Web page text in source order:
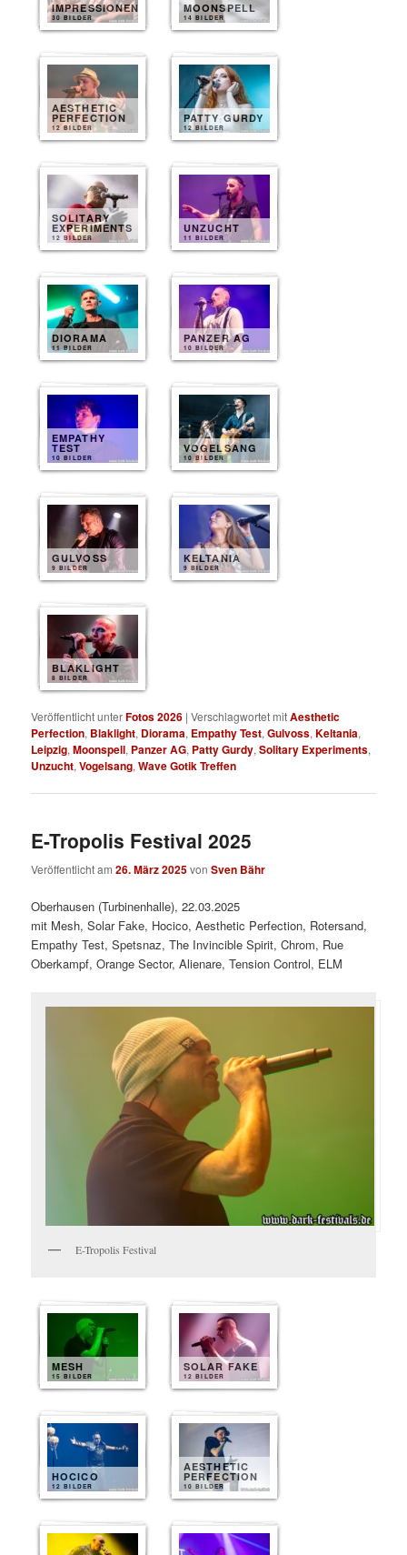
IMPRESSIONEN
30 BILDER
MOONSPELL
14 BILDER
AESTHETIC
PERFECTION
12 BILDER
PATTY GURDY
12 BILDER
SOLITARY
EXPERIMENTS
12 BILDER
UNZUCHT
11 BILDER
DIORAMA
11 BILDER
PANZER AG
10 BILDER
EMPATHY
TEST
10 BILDER
VOGELSANG
10 BILDER
GULVOSS
9 BILDER
KELTANIA
9 BILDER
BLAKLIGHT
8 BILDER
Veröffentlicht unterFotos 2026 |Verschlagwortet mitAesthetic
Perfection, Blaklight, Diorama, Empathy Test,Gulvoss,Keltania,
Leipzig,Moonspell, Panzer AG, Patty Gurdy,Solitary Experiments,
Unzucht,Vogelsang,Wave Gotik Treffen
E-Tropolis Festival 2025
Veröffentlicht am26. März 2025vonSven Bähr
Oberhausen (Turbinenhalle), 22.03.2025
mit Mesh, Solar Fake, Hocico, Aesthetic Perfection, Rotersand,
Empathy Test, Spetsnaz, The Invincible Spirit, Chrom, Rue
Oberkampf, Orange Sector, Alienare, Tension Control, ELM
E-Tropolis Festival
MESH
15 BILDER
SOLAR FAKE
12 BILDER
HOCICO
12 BILDER
AESTHETIC
PERFECTION
10 BILDER